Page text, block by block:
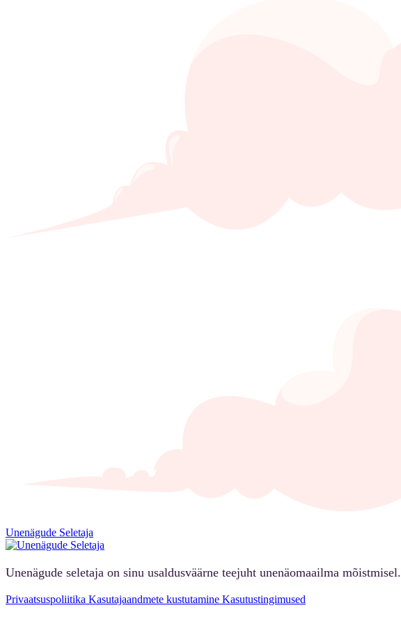
Unenägude Seletaja
Unenägude seletaja on sinu usaldusväärne teejuht unenäomaailma mõistmisel.
Privaatsuspoliitika Kasutajaandmete kustutamine Kasutustingimused